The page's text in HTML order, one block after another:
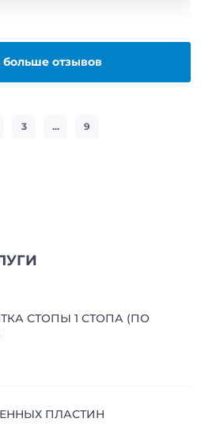
больше отзывов
3 ... 9
СТОПЫ 1 СТОПА (ПО
ПЛАСТИН